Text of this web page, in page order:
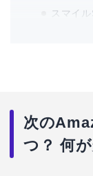
スマイ
50%以
Fireタブ
Apple製
次の
つ？ 何